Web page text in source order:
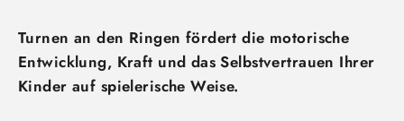
Turnen an den Ringen fördert die motorische
Entwicklung, Kraft und das Selbstvertrauen Ihrer
Kinder auf spielerische Weise.